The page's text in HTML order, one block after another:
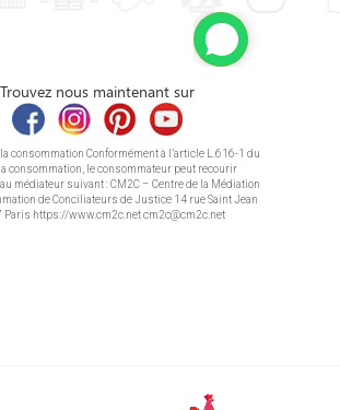
Trouvez nous maintenant sur
consommation Conformément à l’article L.616-1 du
consommation, le consommateur peut recourir
médiateur suivant : CM2C – Centre de la Médiation
de Conciliateurs de Justice 14 rue Saint Jean
Paris https://www.cm2c.net cm2c@cm2c.net